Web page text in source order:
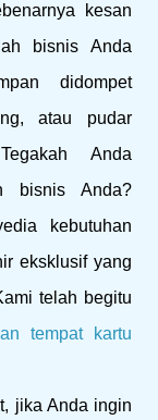
kesan
bisnis Anda
didompet
atau pudar
Anda
bisnis Anda?
kebutuhan
eksklusif yang
telah begitu
tempat kartu
jika Anda ingin